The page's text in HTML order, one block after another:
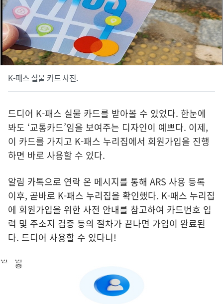
K-패스 실물 카드 사진.
드디어 K-패스 실물 카드를 받아볼 수 있었다. 한눈에
봐도 ‘교통카드’임을 보여주는 디자인이 예쁘다. 이제,
이 카드를 가지고 K-패스 누리집에서 회원가입을 진행
하면 바로 사용할 수 있다.
알림 카톡으로 연락 온 메시지를 통해 ARS 사용 등록
이후, 곧바로 K-패스 누리집을 확인했다. K-패스 누리집
에 회원가입을 위한 사전 안내를 참고하여 카드번호 입
력 및 주소지 검증 등의 절차가 끝나면 가입이 완료된
다. 드디어 사용할 수 있다니!